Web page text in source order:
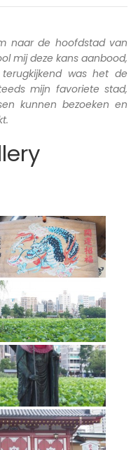
naar de hoofdstad van
mij deze kans aanbood,
was het de
mijn favoriete stad,
kunnen bezoeken en